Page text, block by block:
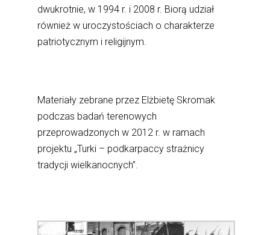
dwukrotnie, w 1994 r. i 2008 r. Biorą udział
również w uroczystościach o charakterze
patriotycznym i religijnym.
Materiały zebrane przez Elżbietę Skromak
podczas badań terenowych
przeprowadzonych w 2012 r. w ramach
projektu „Turki – podkarpaccy strażnicy
tradycji wielkanocnych”.